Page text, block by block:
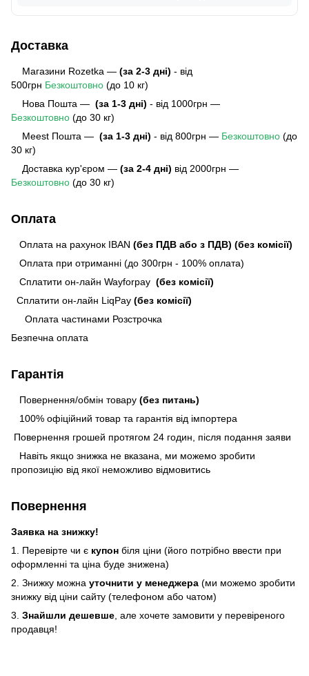
Доставка
Магазини Rozetka — (за 2-3 дні) - від
500грн Безкоштовно (до 10 кг)
Нова Пошта — (за 1-3 дні) - від 1000грн —
Безкоштовно (до 30 кг)
Meest Пошта — (за 1-3 дні) - від 800грн — Безкоштовно (до
30 кг)
Доставка кур'єром — (за 2-4 дні) від 2000грн —
Безкоштовно (до 30 кг)
Оплата
Оплата на рахунок IBAN (без ПДВ або з ПДВ) (без комісії)
Оплата при отриманні (до 300грн - 100% оплата)
Сплатити он-лайн Wayforpay (без комісії)
Сплатити он-лайн LiqPay (без комісії)
Оплата частинами Розстрочка
Безпечна оплата
Гарантія
Повернення/обмін товару (без питань)
100% офіційний товар та гарантія від імпортера
Повернення грошей протягом 24 годин, після подання заяви
Навіть якщо знижка не вказана, ми можемо зробити
пропозицію від якої неможливо відмовитись
Повернення
Заявка на знижку!
1. Перевірте чи є купон біля ціни (його потрібно ввести при
оформленні та ціна буде знижена)
2. Знижку можна уточнити у менеджера (ми можемо зробити
знижку від ціни сайту (телефоном або чатом)
3. Знайшли дешевше , але хочете замовити у перевіреного
продавця!